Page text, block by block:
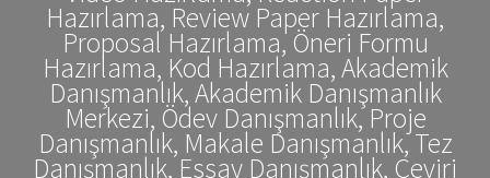
Hazırlama, Review Paper Hazırlama,
Proposal Hazırlama, Öneri Formu
Hazırlama, Kod Hazırlama, Akademik
Danışmanlık, Akademik Danışmanlık
Merkezi, Ödev Danışmanlık, Proje
Danışmanlık, Makale Danışmanlık, Tez
Danışmanlık, Essay Danışmanlık, Çeviri